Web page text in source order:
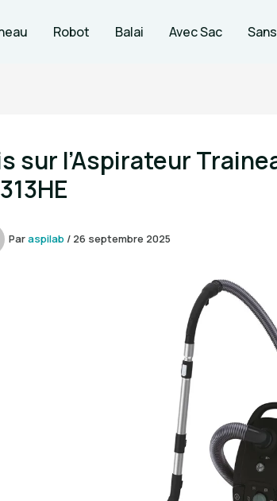
Robot Balai Avec Sac
sur l’Aspirateur
Paraspilab / 26 septembre 2025